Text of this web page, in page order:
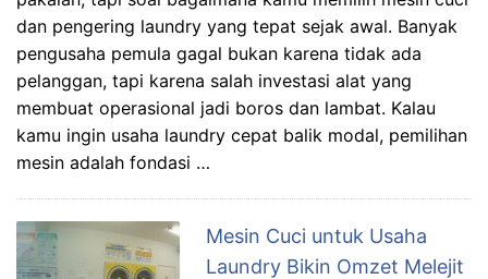
dan pengering laundry yang tepat sejak awal. Banyak
pengusaha pemula gagal bukan karena tidak ada
pelanggan, tapi karena salah investasi alat yang
membuat operasional jadi boros dan lambat. Kalau
kamu ingin usaha laundry cepat balik modal, pemilihan
mesin adalah fondasi …
Mesin Cuci untuk Usaha
Laundry Bikin Omzet Melejit